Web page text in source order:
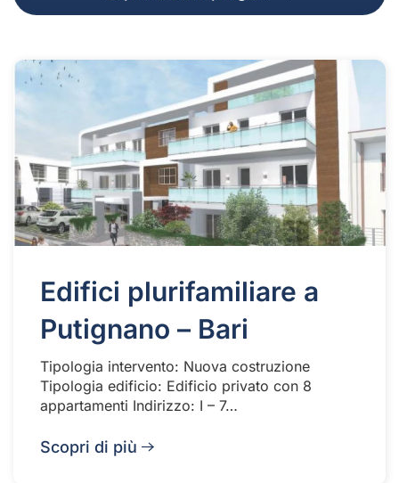
Edifici plurifamiliare a
Putignano – Bari
Tipologia intervento: Nuova costruzione
Tipologia edificio: Edificio privato con 8
appartamenti Indirizzo: I – 7…
Scopri di più